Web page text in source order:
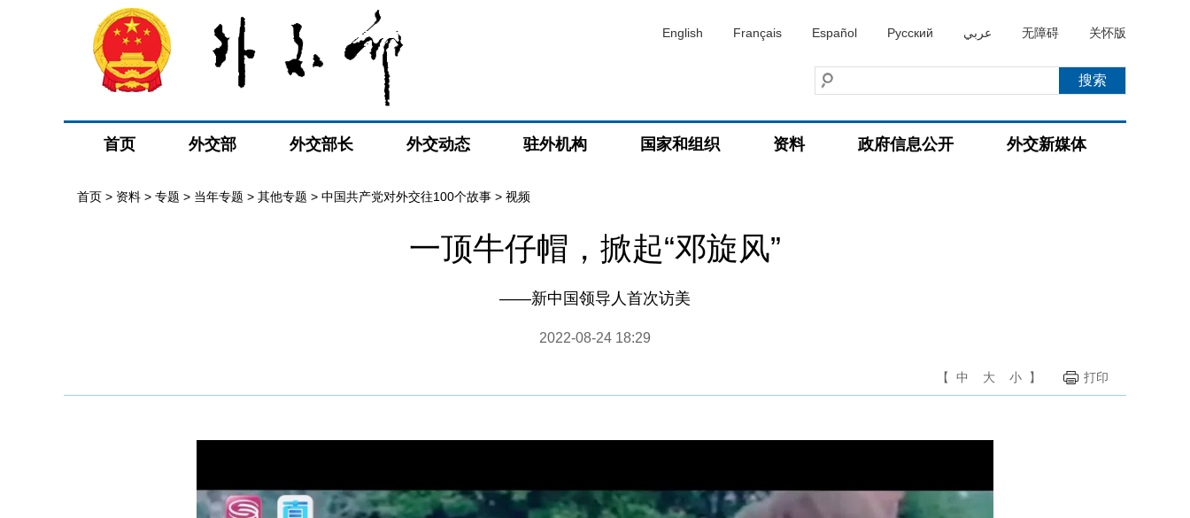
English Français Español Русский عربي 无障碍 关怀版
首页 外交部 外交部长 外交动态 驻外机构 国家和组织 资料 政府信息公开 外交新媒体
首页 > 资料 > 专题 > 当年专题 > 其他专题 > 中国共产党对外交往100个故事 > 视频
一顶牛仔帽，掀起“邓旋风”
——新中国领导人首次访美
2022-08-24 18:29
【 中 大 小 】 打印